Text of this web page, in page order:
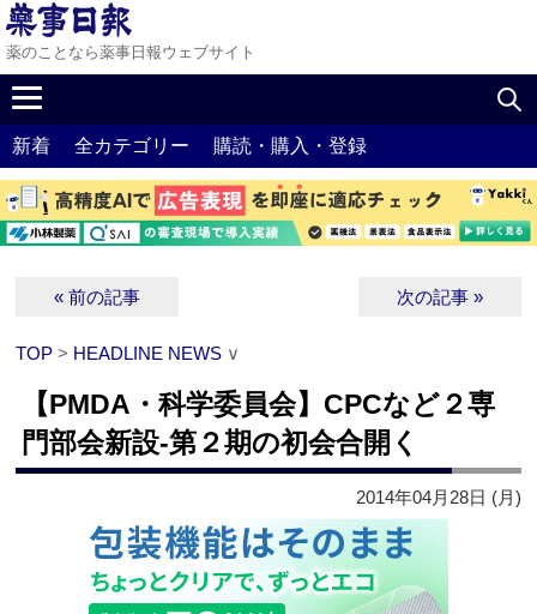
薬のことなら薬事日報ウェブサイト
新着 全カテゴリー 購読・購入・登録
« 前の記事 次の記事 »
TOP > HEADLINE NEWS ∨
【PMDA・科学委員会】CPCなど２専
門部会新設‐第２期の初会合開く
2014年04月28日 (月)